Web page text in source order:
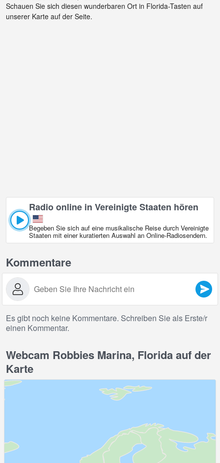
Schauen Sie sich diesen wunderbaren Ort in Florida-Tasten auf
unserer Karte auf der Seite.
Radio online in Vereinigte Staaten hören
Begeben Sie sich auf eine musikalische Reise durch Vereinigte
Staaten mit einer kuratierten Auswahl an Online‑Radiosendern.
Kommentare
Es gibt noch keine Kommentare. Schreiben Sie als Erste/r
einen Kommentar.
Webcam Robbies Marina, Florida auf der
Karte